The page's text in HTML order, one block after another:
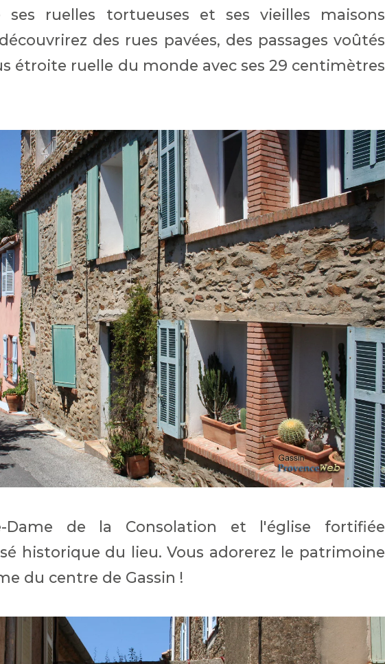
ruelles tortueuses et ses vieilles maisons
des rues pavées, des passages voûtés
étroite ruelle du monde avec ses 29 centimètres
Dame de la Consolation et l'église fortifiée
historique du lieu. Vous adorerez le patrimoine
du centre de Gassin !